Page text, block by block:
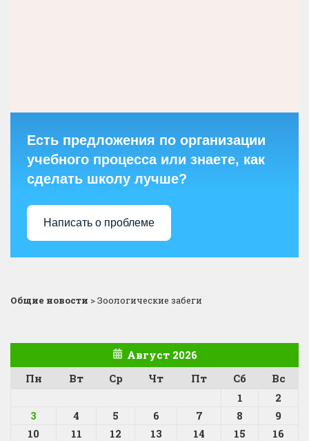
Есть предложения по организации
учебного процесса или знаете, как
сделать школу лучше?
Написать о проблеме
Общие новости >Зоологические забеги
Август 2026
Пн
Вт Ср Чт Пт Сб
Вс
1
2
3
4 5 6 7 8
9
10
11 12 13 14 15
16